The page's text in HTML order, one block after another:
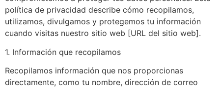
política de privacidad describe cómo recopilamos,
utilizamos, divulgamos y protegemos tu información
cuando visitas nuestro sitio web [URL del sitio web].
1. Información que recopilamos
Recopilamos información que nos proporcionas
directamente, como tu nombre, dirección de correo